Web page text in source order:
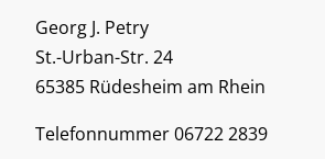
Georg J. Petry
St.-Urban-Str. 24
65385 Rüdesheim am Rhein
Telefonnummer 06722 2839